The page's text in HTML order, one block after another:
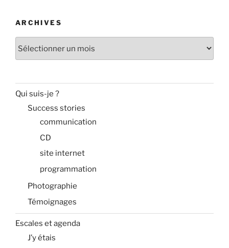
ARCHIVES
Qui suis-je ?
Success stories
communication
CD
site internet
programmation
Photographie
Témoignages
Escales et agenda
J’y étais